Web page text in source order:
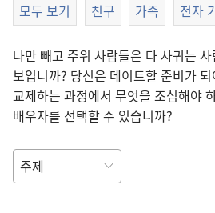
모두 보기 친구 가족 전자
나만 빼고 주위 사람들은 다 사귀는
보입니까? 당신은 데이트할 준비가
교제하는 과정에서 무엇을 조심해야
배우자를 선택할 수 있습니까?